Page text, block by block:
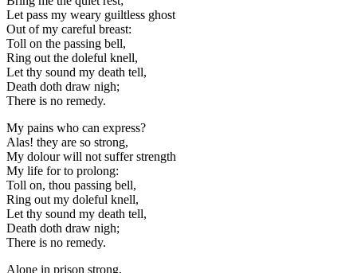
Let pass my weary guiltless ghost
Out of my careful breast:
Toll on the passing bell,
Ring out the doleful knell,
Let thy sound my death tell,
Death doth draw nigh;
There is no remedy.
My pains who can express?
Alas! they are so strong,
My dolour will not suffer strength
My life for to prolong:
Toll on, thou passing bell,
Ring out my doleful knell,
Let thy sound my death tell,
Death doth draw nigh;
There is no remedy.
Alone in prison strong,